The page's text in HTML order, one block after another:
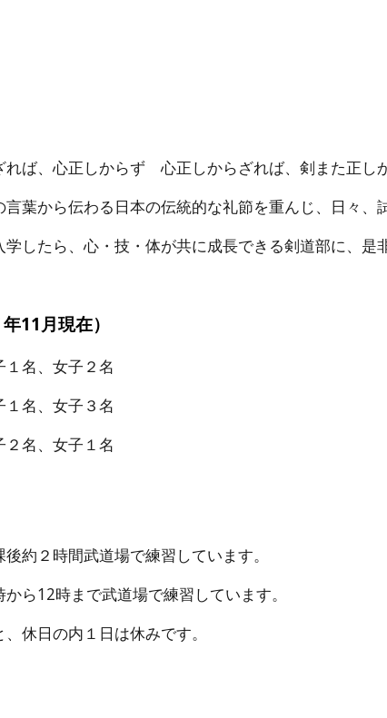
ば、心正しからず 心正しからざれば、剣また正し
葉から伝わる日本の伝統的な礼節を重んじ、日々、
したら、心・技・体が共に成長できる剣道部に、是
11月現在）
１名、女子２名
１名、女子３名
２名、女子１名
約２時間武道場で練習しています。
時まで武道場で練習しています。
休日の内１日は休みです。